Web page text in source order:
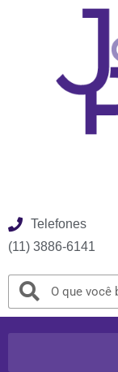
Telefones
(11) 3886-6141